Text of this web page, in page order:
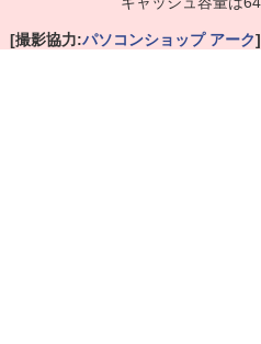
[撮影協力:パソコンショップ アーク]